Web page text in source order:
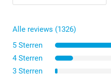
Alle reviews (1326)
5 Sterren
4 Sterren
3 Sterren